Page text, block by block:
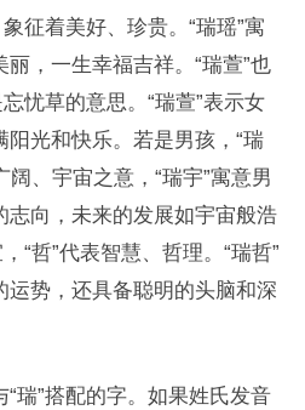
征着美好、珍贵。“瑞瑶”寓
，一生幸福吉祥。“瑞萱”也
忧草的意思。“瑞萱”表示女
光和快乐。若是男孩，“瑞
阔、宇宙之意，“瑞宇”寓意男
志向，未来的发展如宇宙般浩
“哲”代表智慧、哲理。“瑞哲”
运势，还具备聪明的头脑和深
瑞”搭配的字。如果姓氏发音